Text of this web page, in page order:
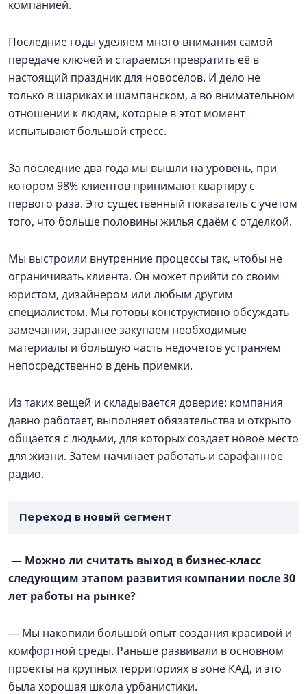
компанией.
Последние годы уделяем много внимания самой
передаче ключей и стараемся превратить её в
настоящий праздник для новоселов. И дело не
только в шариках и шампанском, а во внимательном
отношении к людям, которые в этот момент
испытывают большой стресс.
За последние два года мы вышли на уровень, при
котором 98% клиентов принимают квартиру с
первого раза. Это существенный показатель с учетом
того, что больше половины жилья сдаём с отделкой.
Мы выстроили внутренние процессы так, чтобы не
ограничивать клиента. Он может прийти со своим
юристом, дизайнером или любым другим
специалистом. Мы готовы конструктивно обсуждать
замечания, заранее закупаем необходимые
материалы и большую часть недочетов устраняем
непосредственно в день приемки.
Из таких вещей и складывается доверие: компания
давно работает, выполняет обязательства и открыто
общается с людьми, для которых создает новое место
для жизни. Затем начинает работать и сарафанное
радио.
Переход в новый сегмент
— Можно ли считать выход в бизнес-класс
следующим этапом развития компании после 30
лет работы на рынке?
— Мы накопили большой опыт создания красивой и
комфортной среды. Раньше развивали в основном
проекты на крупных территориях в зоне КАД, и это
была хорошая школа урбанистики.